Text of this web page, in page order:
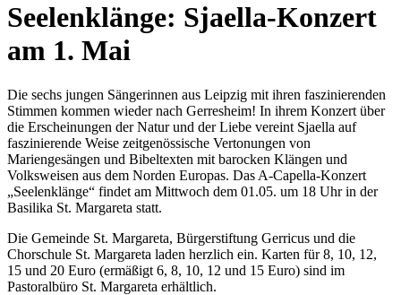
Seelenklänge: Sjaella-Konzert
am 1. Mai
Die sechs jungen Sängerinnen aus Leipzig mit ihren faszinierenden
Stimmen kommen wieder nach Gerresheim! In ihrem Konzert über
die Erscheinungen der Natur und der Liebe vereint Sjaella auf
faszinierende Weise zeitgenössische Vertonungen von
Mariengesängen und Bibeltexten mit barocken Klängen und
Volksweisen aus dem Norden Europas. Das A-Capella-Konzert
„Seelenklänge“ findet am Mittwoch dem 01.05. um 18 Uhr in der
Basilika St. Margareta statt.
Die Gemeinde St. Margareta, Bürgerstiftung Gerricus und die
Chorschule St. Margareta laden herzlich ein. Karten für 8, 10, 12,
15 und 20 Euro (ermäßigt 6, 8, 10, 12 und 15 Euro) sind im
Pastoralbüro St. Margareta erhältlich.